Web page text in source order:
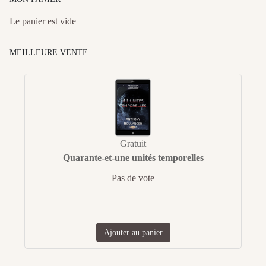
Le panier est vide
MEILLEURE VENTE
Gratuit
Quarante-et-une unités temporelles
Pas de vote
Ajouter au panier